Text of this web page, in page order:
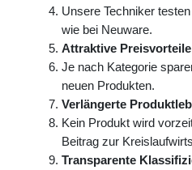
Unsere Techniker
wie bei Neuware.
Attraktive Preisvorteile
Je nach Kategorie
neuen Produkten.
Verlängerte
Kein Produkt wird
Beitrag zur
Transparente